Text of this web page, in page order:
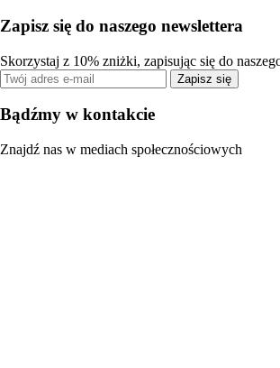
Zapisz się do naszego newslettera
Skorzystaj z 10% zniżki, zapisując się do
Zapisz się
Bądźmy w kontakcie
Znajdź nas w mediach społecznościowych